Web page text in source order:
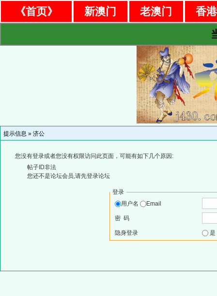
《首页》 新澳门 老澳门
香
提示信息 » 济公
您没有登录或者您没有权限访问此页面，可能有如下几个原因:
帖子ID非法
您还不是论坛会员,请先登录论坛
登录
用户名
Email
密 码
隐身登录